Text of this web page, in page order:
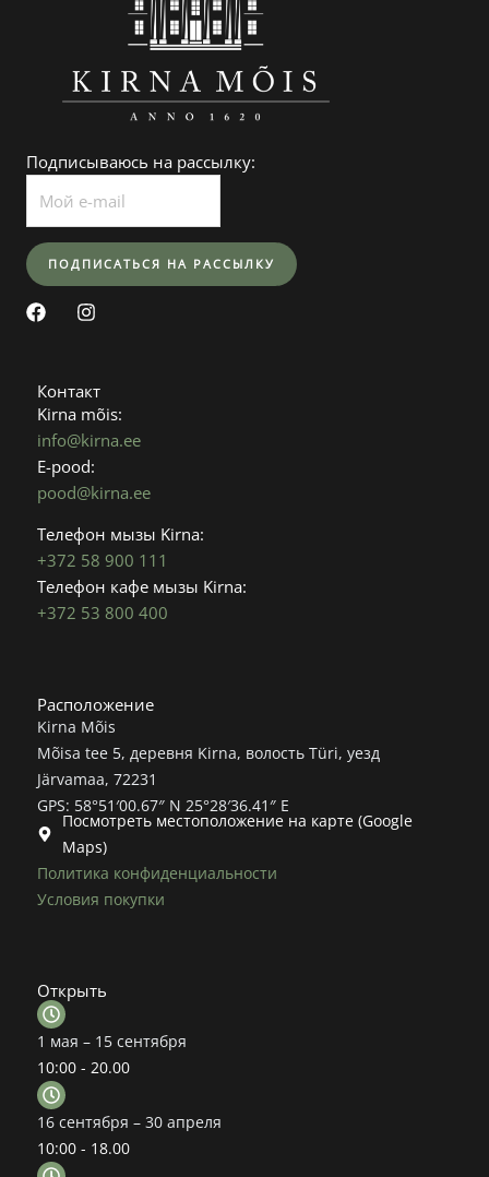
Подписываюсь на рассылку:
F
a
b
o
o
k
I
a
g
r
a
m
Контакт
Kirna mõis:
info@kirna.ee
E-pood:
pood@kirna.ee
Телефон мызы Kirna:
+372 58 900 111
Телефон кафе мызы Kirna:
+372 53 800 400
Расположение
Kirna Mõis
Mõisa tee 5, деревня Kirna, волость Türi, уезд
Järvamaa, 72231
GPS: 58°51′00.67″ N 25°28′36.41″ E
Посмотреть местоположение на карте (Google
Maps)
Политика конфиденциальности
Условия покупки
Открыть
1 мая – 15 сентября
10:00 - 20.00
16 сентября – 30 апреля
10:00 - 18.00